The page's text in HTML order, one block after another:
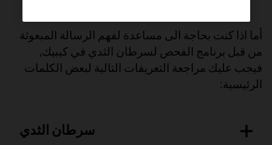
أما اذا كنت بحاجة الى مساعدة لفهم الرسالة المبعوثة
من قبل برنامج الفحص لسرطان الثدي في كيبيك,
فيجب عليك مراجعة التعريفات التالية لبعض الكلمات
الرئيسية:
سرطان الثدي